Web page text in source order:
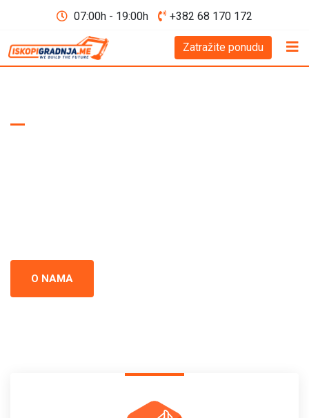
07:00h - 19:00h +382 68 170 172
Zatražite ponudu
O NAMA